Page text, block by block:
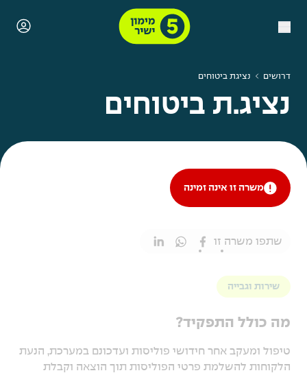
דרושים נציגת ביטוחים
נציג.ת ביטוחים
משרה זו אינה זמינה
שתפו משרה זו
שירות וגבייה
מה כולל התפקיד?
טיפול ומעקב אחר חידושי פוליסות ועדכונם במערכת, הנעת
הלקוחות להשלמת פרטי הפוליסות תוך הוצאה וקבלת